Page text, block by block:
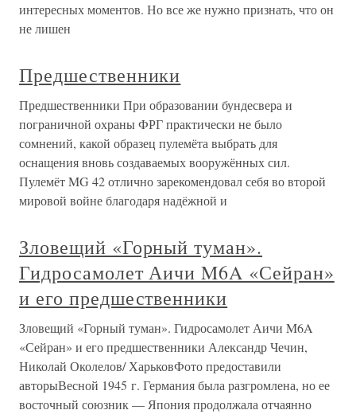
интересных моментов. Но все же нужно признать, что он
не лишен
Предшественники
Предшественники При образовании бундесвера и
пограничной охраны ФРГ практически не было
сомнений, какой образец пулемёта выбрать для
оснащения вновь создаваемых вооружённых сил.
Пулемёт MG 42 отлично зарекомендовал себя во второй
мировой войне благодаря надёжной и
Зловещий «Горный туман».
Гидросамолет Аичи M6A «Сейран»
и его предшественники
Зловещий «Горный туман». Гидросамолет Аичи M6A
«Сейран» и его предшественники Александр Чечин,
Николай Околелов/ ХарьковФото предоставили
авторыВесной 1945 г. Германия была разгромлена, но ее
восточный союзник — Япония продолжала отчаянно